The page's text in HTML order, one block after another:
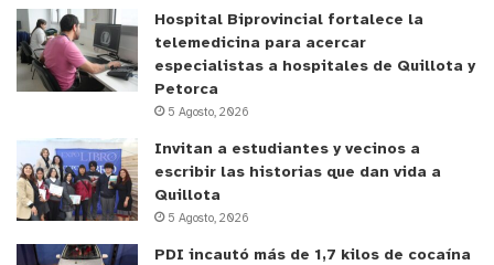
Rocín y ahí nos hemos encontrado con una riqueza
endémica enorme, en un sector cordillerano único,
muy poco representativo en Chile, que tiene
absolutamente todas las características para
a nivel de ecosistema mediterráneo, perteneciente
a la cuenca Pacífico, en el sector andino”.
“Hay agrupaciones bien impresionantes de
Hospital Biprovincial fortalece la
telemedicina para acercar
especialistas a hospitales de Quillota y
Petorca
5 Agosto, 2026
Invitan a estudiantes y vecinos a
escribir las historias que dan vida a
Quillota
5 Agosto, 2026
PDI incautó más de 1,7 kilos de cocaína